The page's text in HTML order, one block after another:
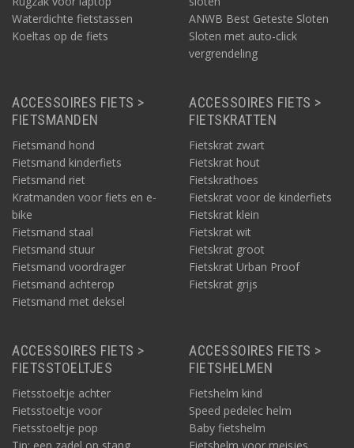
Waterdichte fietstassen
Koeltas op de fiets
ANWB Best Geteste Sloten
Sloten met auto-click
vergrendeling
ACCESSOIRES FIETS >
FIETSMANDEN
Fietsmand hond
Fietsmand kinderfiets
Fietsmand riet
Kratmanden voor fiets en e-
bike
Fietsmand staal
Fietsmand stuur
Fietsmand voordrager
Fietsmand achterop
Fietsmand met deksel
ACCESSOIRES FIETS >
FIETSKRATTEN
Fietskrat zwart
Fietskrat hout
Fietskrathoes
Fietskrat voor de kinderfiets
Fietskrat klein
Fietskrat wit
Fietskrat groot
Fietskrat Urban Proof
Fietskrat grijs
ACCESSOIRES FIETS >
FIETSSTOELTJES
Fietsstoeltje achter
Fietsstoeltje voor
Fietsstoeltje pop
ACCESSOIRES FIETS >
FIETSHELMEN
Fietshelm kind
Speed pedelec helm
Baby fietshelm